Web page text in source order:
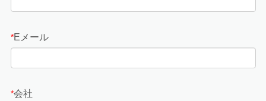
*Eメール
*会社